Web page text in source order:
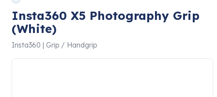
Insta360 X5 Photography Grip
(White)
Insta360 | Grip / Handgrip